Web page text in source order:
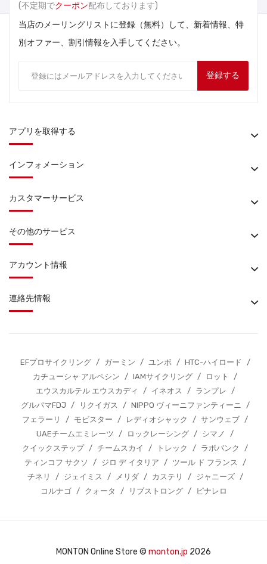
(不定期でクーポン配布しております)
当店のメーリングリストに登録（無料）して、新着情報、特
別オファー、割引情報を入手してください。
登録する
アプリを取得する
インフォメーション
カスタマーサービス
その他のサービス
アカウント情報
連絡先情報
EFプロサイクリング / ガーミン / ユンボ / HTC-ハイロード /
カチューシャ アルペシン / IAMサイクリング / ロット
/
エウスカルテル エウスカディ
/ イネオス / ランプレ /
グルパマFDJ / リクイガス / NIPPO ヴィーニファンティーニ /
フェラーリ
/ モビスター / レディオシャック / サンウェブ /
UAEチームエミレーツ / ロックレーシング / シマノ
/
クイックステップ / チームスカイ / トレック / ラボバンク
/
ティンコフ サクソ
/ ジロ デ イタリア / ツール ド フランス
/
チネリ
/ ジェイミス / メリダ / カステリ / ジャニーズ /
コルナゴ / クォータ / リブストロング / ピナレロ
MONTON Online Store © monton.jp 2026